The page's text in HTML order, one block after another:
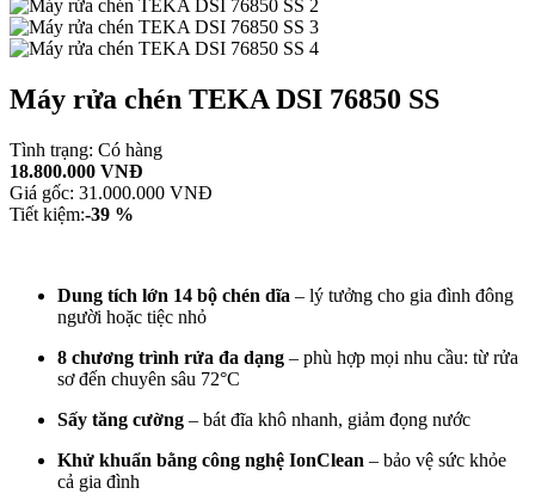
Máy rửa chén TEKA DSI 76850 SS
Tình trạng: Có hàng
18.800.000 VNĐ
Giá gốc: 31.000.000 VNĐ
Tiết kiệm:-39 %
Dung tích lớn 14 bộ chén dĩa – lý tưởng cho gia đình đông
người hoặc tiệc nhỏ
8 chương trình rửa đa dạng – phù hợp mọi nhu cầu: từ rửa
sơ đến chuyên sâu 72°C
Sấy tăng cường – bát đĩa khô nhanh, giảm đọng nước
Khử khuẩn bằng công nghệ IonClean – bảo vệ sức khỏe
cả gia đình